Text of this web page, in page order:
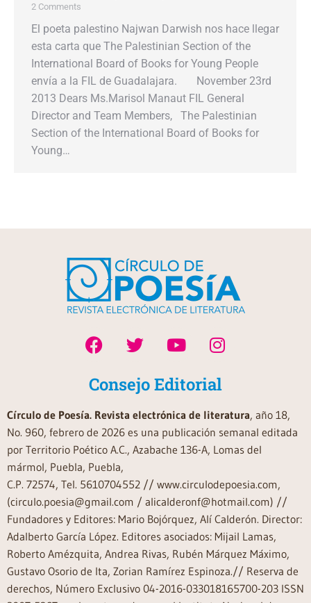
2 Comments
El poeta palestino Najwan Darwish nos hace llegar
esta carta que The Palestinian Section of the
International Board of Books for Young People
envía a la FIL de Guadalajara. November 23rd
2013 Dears Ms.Marisol Manaut FIL General
Director and Team Members, The Palestinian
Section of the International Board of Books for
Young…
Consejo Editorial
Círculo de Poesía. Revista electrónica de literatura, año 18,
No. 960, febrero de 2026 es una publicación semanal editada
por Territorio Poético A.C., Azabache 136-A, Lomas del
mármol, Puebla, Puebla,
C.P. 72574, Tel. 5610704552 // www.circulodepoesia.com,
(circulo.poesia@gmail.com / alicalderonf@hotmail.com) //
Fundadores y Editores: Mario Bojórquez, Alí Calderón. Director:
Adalberto García López. Editores asociados: Mijail Lamas,
Roberto Amézquita, Andrea Rivas, Rubén Márquez Máximo,
Gustavo Osorio de Ita, Zorian Ramírez Espinoza.// Reserva de
derechos, Número Exclusivo 04-2016-033018165700-203 ISSN